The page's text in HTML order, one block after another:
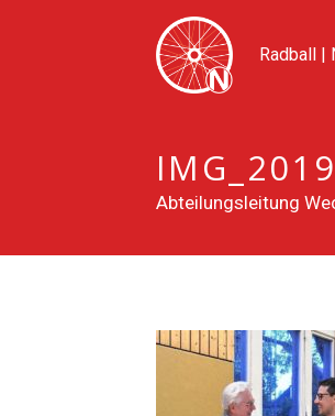
Radball |
Abteilungsleitung